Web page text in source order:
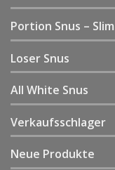
Portion Snus – Slim
Loser Snus
All White Snus
Verkaufsschlager
Neue Produkte